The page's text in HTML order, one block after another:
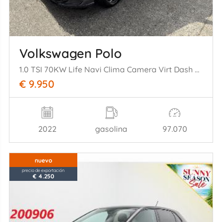
Volkswagen Polo
1.0 TSI 70KW Life Navi Clima Camera Virt Dash NAP
€ 9.950
2022 gasolina 97.070
nuevo
precio de exportación
€ 4.250